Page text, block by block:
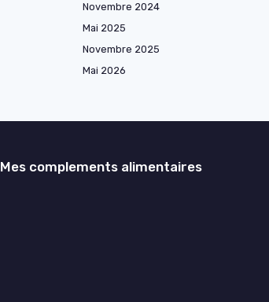
Novembre 2024
Mai 2025
Novembre 2025
Mai 2026
Mes complements alimentaires